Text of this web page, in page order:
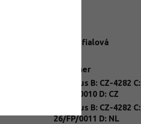
Tmavo fialová
kontajner
A: Morus B: CZ-4282 C:
26/FP/0010 D: CZ
A: Morus B: CZ-4282 C:
26/FP/0011 D: NL